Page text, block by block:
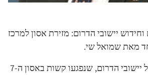
יישובי הדרום: מזירת אסון למרכז
מאת שמואל שי.
בתוך חורבנותיהם של יישובי הדרום, שנפגעו קשות באסון ה-7